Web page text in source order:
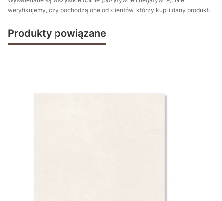
weryfikujemy, czy pochodzą one od klientów, którzy kupili dany produkt.
Produkty powiązane